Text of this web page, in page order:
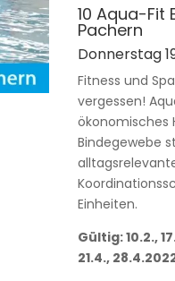
10 Aqua-Fit
Pachern
Donnerstag
Fitness und
vergessen!
ökonomisches
Bindegewebe
Einheiten.
Gültig: 10.2.,
21.4.,